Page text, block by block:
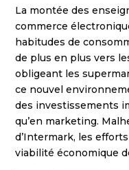
La montée des
commerce
habitudes de
de plus en plus vers
obligeant les
ce nouvel
des investissements
qu’en marketing.
d’Intermark, les
viabilité économique